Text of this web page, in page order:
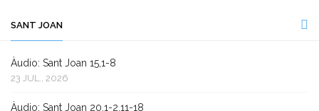
SANT JOAN
Àudio: Sant Joan 15,1-8
23 JUL., 2026
Àudio: Sant Joan 20,1-2.11-18